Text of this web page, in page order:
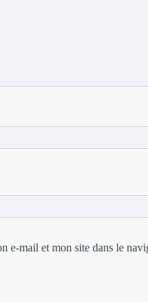
e-mail et mon site dans le